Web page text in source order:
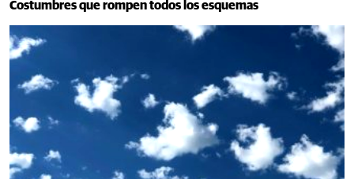
Costumbres que rompen todos los esquemas